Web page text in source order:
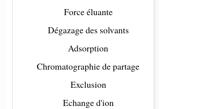
Force éluante
Dégazage des solvants
Adsorption
Chromatographie de partage
Exclusion
Echange d'ion